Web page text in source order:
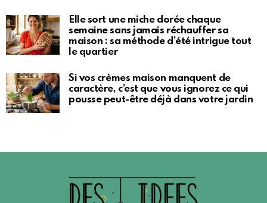
Elle sort une miche dorée chaque
semaine sans jamais réchauffer sa
maison : sa méthode d’été intrigue tout
le quartier
Si vos crèmes maison manquent de
caractère, c’est que vous ignorez ce qui
pousse peut-être déjà dans votre jardin